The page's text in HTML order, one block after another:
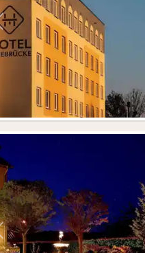
Vorheriges Bild
Vorheriges Bild